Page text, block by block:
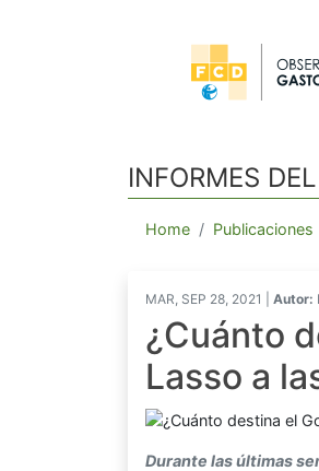
INFORMES
Home Publicaciones
MAR, SEP 28, 2021 | Autor:
¿Cuánto
Lasso a
Durante las últimas